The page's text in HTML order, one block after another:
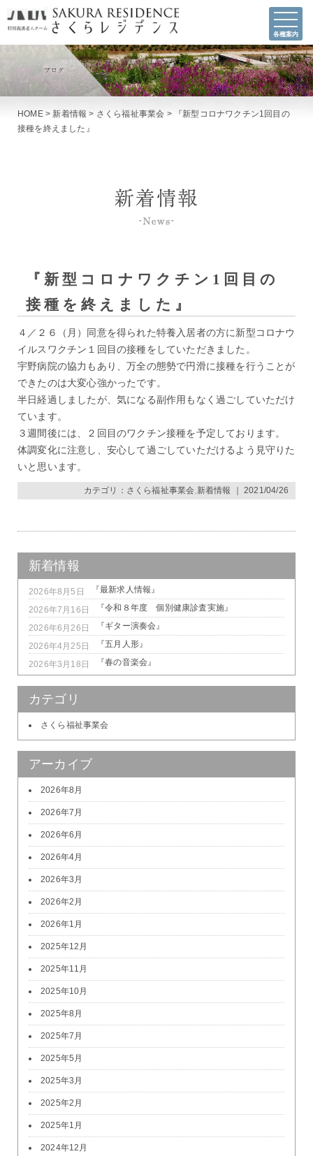
各種案内
HOME>新着情報 > さくら福祉事業会 >
『新型コロナワクチン1回目の
接種を終えました』
『新型コロナワクチン1回目の
接種を終えました』
４／２６（月）同意を得られた特養入居者の方に新型コロナウ
イルスワクチン１回目の接種をしていただきました。
宇野病院の協力もあり、万全の態勢で円滑に接種を行うことが
できたのは大変心強かったです。
半日経過しましたが、気になる副作用もなく過ごしていただけ
ています。
３週間後には、２回目のワクチン接種を予定しております。
体調変化に注意し、安心して過ごしていただけるよう見守りた
いと思います。
カテゴリ： さくら福祉事業会 新着情報 ｜ 2021/04/26
新着情報
2026年8月5日 『最新求人情報』
2026年7月16日 『令和８年度 個別健康診査実施』
2026年6月26日 『ギター演奏会』
2026年4月25日 『五月人形』
2026年3月18日 『春の音楽会』
カテゴリ
さくら福祉事業会
アーカイブ
2026年8月
2026年7月
2026年6月
2026年4月
2026年3月
2026年2月
2026年1月
2025年12月
2025年11月
2025年10月
2025年8月
2025年7月
2025年5月
2025年3月
2025年2月
2025年1月
2024年12月